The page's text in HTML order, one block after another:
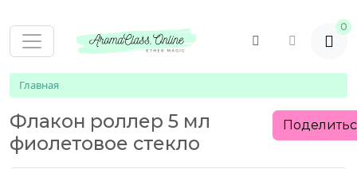
0
Главная
Флакон роллер 5 мл
фиолетовое стекло